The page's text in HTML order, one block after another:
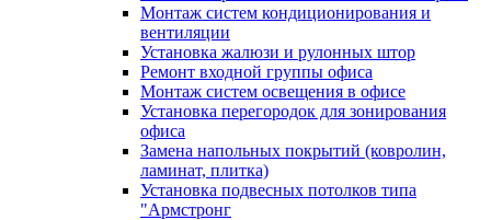
Монтаж систем кондиционирования и
вентиляции
Установка жалюзи и рулонных штор
Ремонт входной группы офиса
Монтаж систем освещения в офисе
Установка перегородок для зонирования
офиса
Замена напольных покрытий (ковролин,
ламинат, плитка)
Установка подвесных потолков типа
"Армстронг